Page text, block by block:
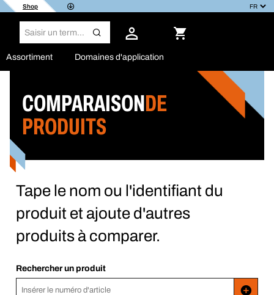
Shop
Assortiment Domaines d'application
COMPARAISONDE
PRODUITS
Tape le nom ou l'identifiant du
produit et ajoute d'autres
produits à comparer.
Rechercher un produit